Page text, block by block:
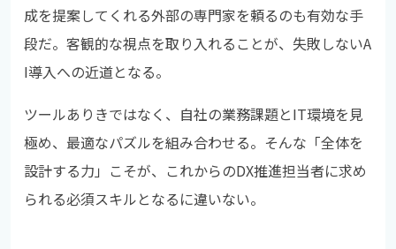
成を提案してくれる外部の専門家を頼るのも有効な手
段だ。客観的な視点を取り入れることが、失敗しないA
I導入への近道となる。
ツールありきではなく、自社の業務課題とIT環境を見
極め、最適なパズルを組み合わせる。そんな「全体を
設計する力」こそが、これからのDX推進担当者に求め
られる必須スキルとなるに違いない。